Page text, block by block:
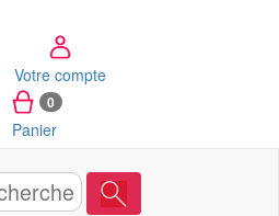
Votre compte
0
Panier